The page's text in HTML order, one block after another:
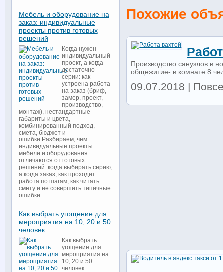
Похожие
Производство санузлов в
общежитие- в комнате 8
09.07.2018 |
Мебель и оборудование на
заказ: индивидуальные
проекты против готовых
решений
Когда нужен
индивидуальный
проект, а когда
достаточно
серии: как
устроена работа
на заказ (бриф,
замер, проект,
производство,
монтаж), нестандартные
габариты и цвета,
комбинированный подход,
смета, бюджет и
ошибки.Разбираем, чем
индивидуальные проекты
мебели и оборудования
отличаются от готовых
решений: когда выбирать серию,
а когда заказ, как проходит
работа по шагам, как читать
смету и не совершить типичные
ошибки....
Как выбрать угощение для
мероприятия на 10, 20 и 50
человек
Как выбрать
угощение для
мероприятия на
10, 20 и 50
человек...